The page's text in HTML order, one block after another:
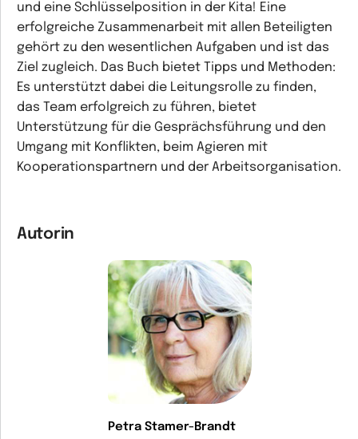
und eine Schlüsselposition in der Kita! Eine
erfolgreiche Zusammenarbeit mit allen Beteiligten
gehört zu den wesentlichen Aufgaben und ist das
Ziel zugleich. Das Buch bietet Tipps und Methoden:
Es unterstützt dabei die Leitungsrolle zu finden,
das Team erfolgreich zu führen, bietet
Unterstützung für die Gesprächsführung und den
Umgang mit Konflikten, beim Agieren mit
Kooperationspartnern und der Arbeitsorganisation.
Autorin
Petra Stamer-Brandt